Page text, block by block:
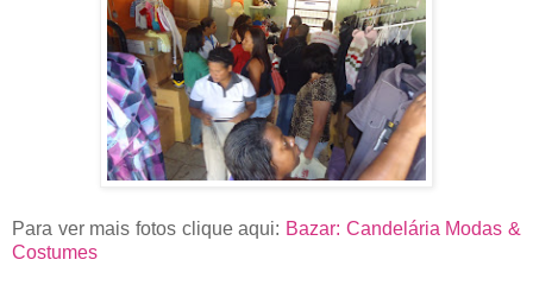
Para ver mais fotos clique aqui: Bazar: Candelária Modas &
Costumes